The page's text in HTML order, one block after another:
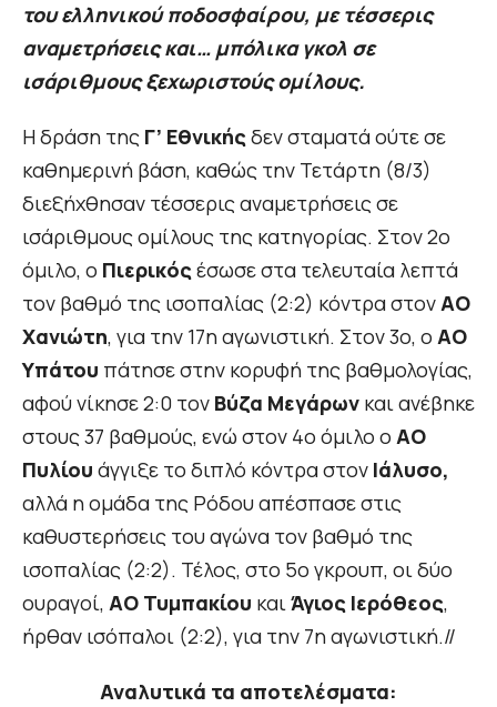
του ελληνικού ποδοσφαίρου, με τέσσερις
αναμετρήσεις και… μπόλικα γκολ σε
ισάριθμους ξεχωριστούς ομίλους.
Η δράση της Γ’ Εθνικής δεν σταματά ούτε σε
καθημερινή βάση, καθώς την Τετάρτη (8/3)
διεξήχθησαν τέσσερις αναμετρήσεις σε
ισάριθμους ομίλους της κατηγορίας. Στον 2ο
όμιλο, ο Πιερικός έσωσε στα τελευταία λεπτά
τον βαθμό της ισοπαλίας (2:2) κόντρα στονΑΟ
Χανιώτη, για την 17η αγωνιστική. Στον 3ο, ο ΑΟ
Υπάτου πάτησε στην κορυφή της βαθμολογίας,
αφού νίκησε 2:0 τον Βύζα Μεγάρων και ανέβηκε
στους 37 βαθμούς, ενώ στον 4ο όμιλο ο ΑΟ
Πυλίου άγγιξε το διπλό κόντρα στον Ιάλυσο,
αλλά η ομάδα της Ρόδου απέσπασε στις
καθυστερήσεις του αγώνα τον βαθμό της
ισοπαλίας (2:2). Τέλος, στο 5ο γκρουπ, οι δύο
ουραγοί, ΑΟ Τυμπακίου καιΆγιος Ιερόθεος,
ήρθαν ισόπαλοι (2:2), για την 7η αγωνιστική.//
Αναλυτικά τα αποτελέσματα: